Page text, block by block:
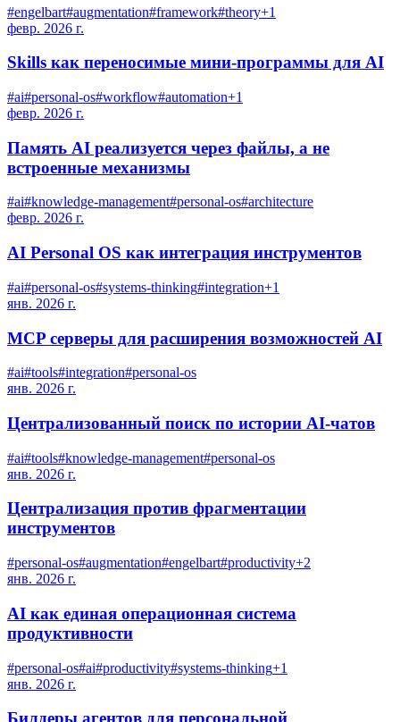
#engelbart#augmentation#framework#theory+1
февр. 2026 г.
Skills как переносимые мини-программы для AI
#ai#personal-os#workflow#automation+1
февр. 2026 г.
Память AI реализуется через файлы, а не
встроенные механизмы
#ai#knowledge-management#personal-os#architecture
февр. 2026 г.
AI Personal OS как интеграция инструментов
#ai#personal-os#systems-thinking#integration+1
янв. 2026 г.
MCP серверы для расширения возможностей AI
#ai#tools#integration#personal-os
янв. 2026 г.
Централизованный поиск по истории AI-чатов
#ai#tools#knowledge-management#personal-os
янв. 2026 г.
Централизация против фрагментации
инструментов
#personal-os#augmentation#engelbart#productivity+2
янв. 2026 г.
AI как единая операционная система
продуктивности
#personal-os#ai#productivity#systems-thinking+1
янв. 2026 г.